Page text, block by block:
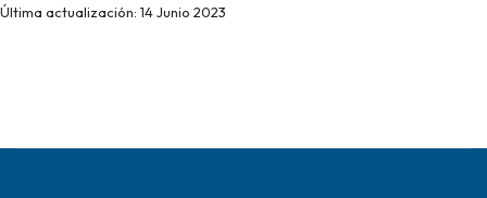
Última actualización: 14 Junio 2023